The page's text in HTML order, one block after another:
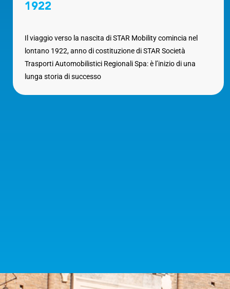
1922
Il viaggio verso la nascita di STAR Mobility comincia nel
lontano 1922, anno di costituzione di STAR Società
Trasporti Automobilistici Regionali Spa: è l’inizio di una
lunga storia di successo